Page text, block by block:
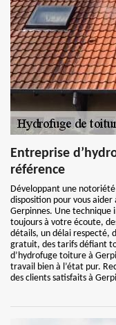
Entreprise
référence
Développant une
disposition pour vous
Gerpinnes. Une technique
toujours à votre écoute,
détails, un délai respecté,
gratuit, des tarifs défiant
d’hydrofuge toiture à
travail bien à l’état pur.
des clients satisfaits à